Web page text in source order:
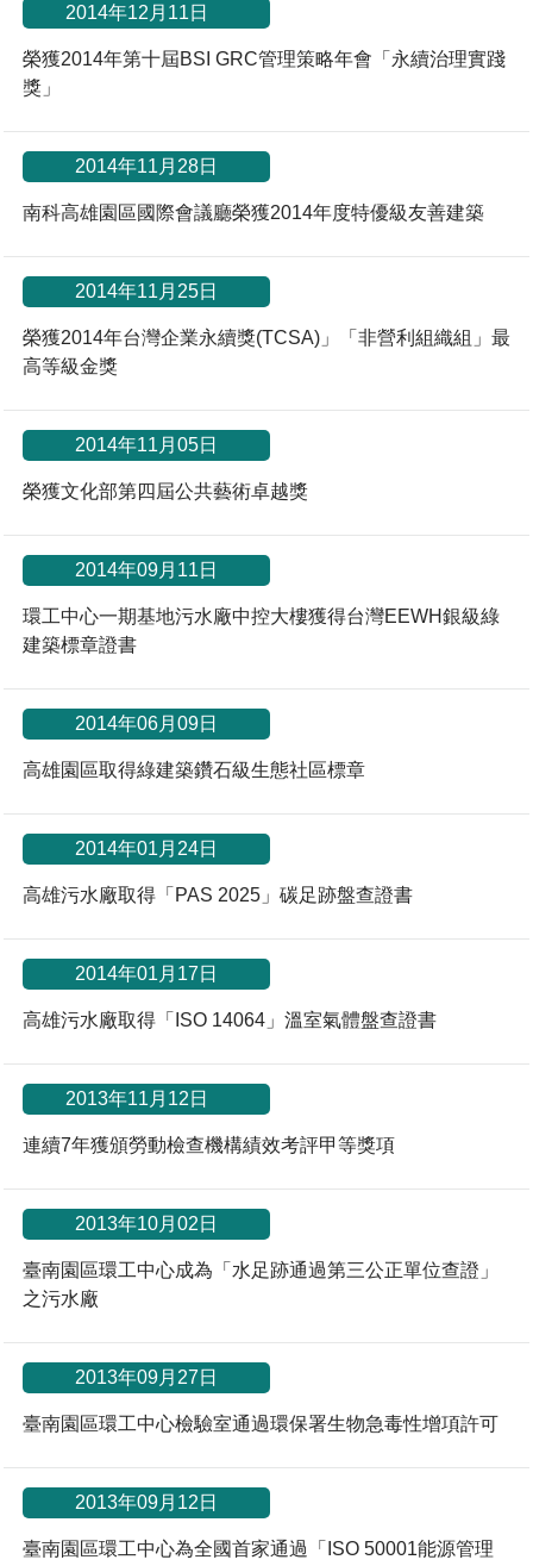
2014年12月11日
榮獲2014年第十屆BSI GRC管理策略年會「永續治理實踐
獎」
2014年11月28日
南科高雄園區國際會議廳榮獲2014年度特優級友善建築
2014年11月25日
榮獲2014年台灣企業永續獎(TCSA)」「非營利組織組」最
高等級金獎
2014年11月05日
榮獲文化部第四屆公共藝術卓越獎
2014年09月11日
環工中心一期基地污水廠中控大樓獲得台灣EEWH銀級綠
建築標章證書
2014年06月09日
高雄園區取得綠建築鑽石級生態社區標章
2014年01月24日
高雄污水廠取得「PAS 2025」碳足跡盤查證書
2014年01月17日
高雄污水廠取得「ISO 14064」溫室氣體盤查證書
2013年11月12日
連續7年獲頒勞動檢查機構績效考評甲等獎項
2013年10月02日
臺南園區環工中心成為「水足跡通過第三公正單位查證」
之污水廠
2013年09月27日
臺南園區環工中心檢驗室通過環保署生物急毒性增項許可
2013年09月12日
臺南園區環工中心為全國首家通過「ISO 50001能源管理